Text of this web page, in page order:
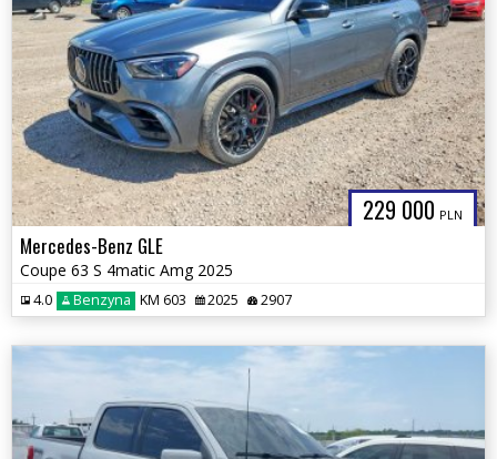
229 000 PLN
Mercedes-Benz GLE
Coupe 63 S 4matic Amg 2025
4.0 Benzyna KM 603 2025 2907